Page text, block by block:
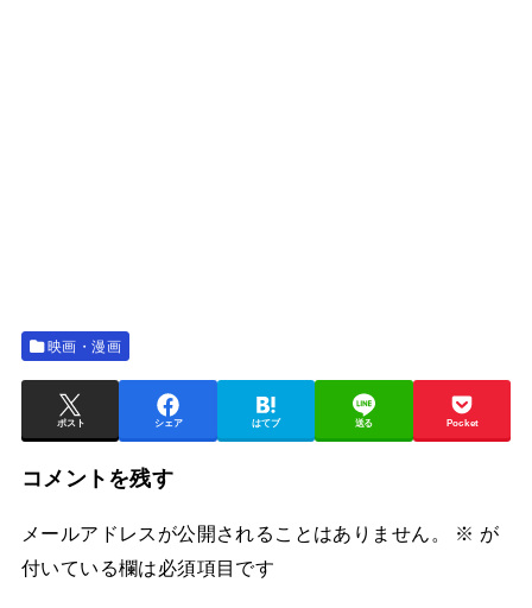
映画・漫画
ポスト シェア はてブ 送る Pocket
コメントを残す
メールアドレスが公開されることはありません。 ※ が
付いている欄は必須項目です